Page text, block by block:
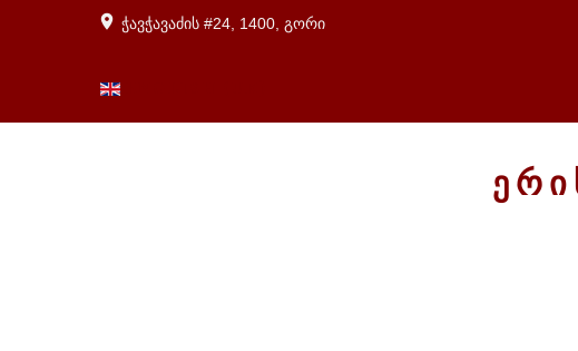
ჭავჭავაძის #24, 1400, გორი
ᲔᲠᲘ